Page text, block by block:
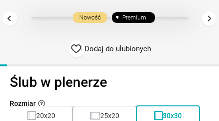
Nowość Premium
Dodaj do ulubionych
Ślub w plenerze
Rozmiar
20x20
25x20
30x30